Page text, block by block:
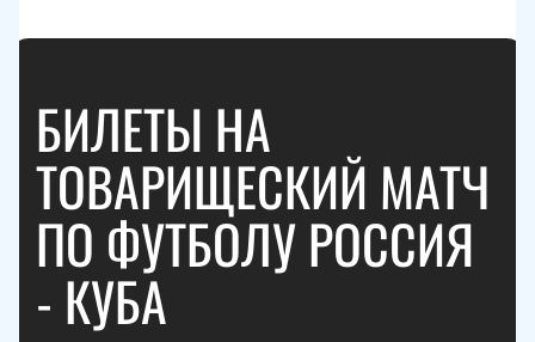
БИЛЕТЫ НА
ТОВАРИЩЕСКИЙ МАТЧ
ПО ФУТБОЛУ РОССИЯ
- КУБА